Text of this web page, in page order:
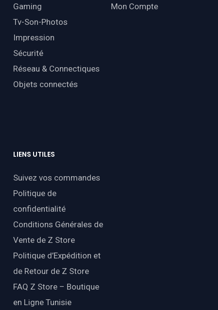
Gaming
Tv-Son-Photos
Impression
Sécurité
Réseau & Connectiques
Objets connectés
Mon Compte
LIENS UTILES
Suivez vos commandes
Politique de
confidentialité
Conditions Générales de
Vente de Z Store
Politique d’Expédition et
de Retour de Z Store
FAQ Z Store – Boutique
en Ligne Tunisie